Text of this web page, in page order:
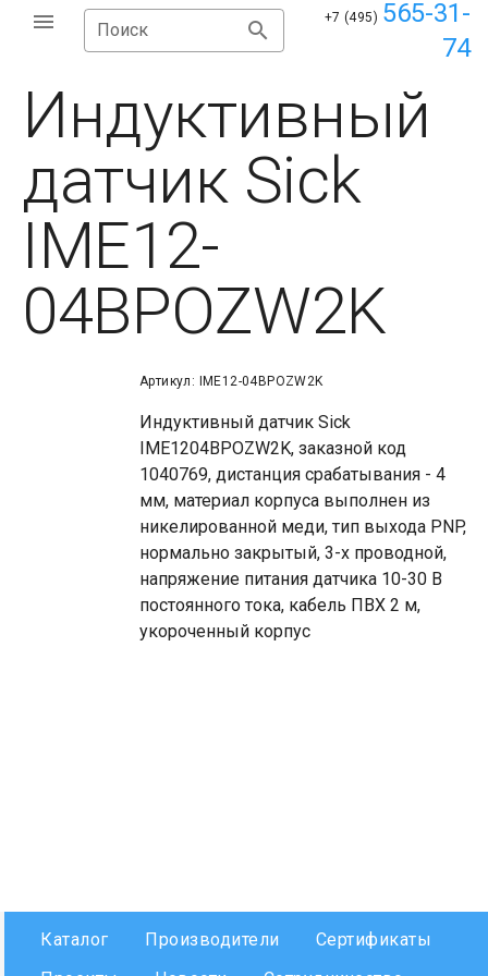
Поиск
+7 (495) 565-31-
74
Индуктивный
датчик Sick
IME12-
04BPOZW2K
Артикул: IME12-04BPOZW2K
Индуктивный датчик Sick
IME1204BPOZW2K, заказной код
1040769, дистанция срабатывания - 4
мм, материал корпуса выполнен из
никелированной меди, тип выхода PNP,
нормально закрытый, 3-х проводной,
напряжение питания датчика 10-30 В
постоянного тока, кабель ПВХ 2 м,
укороченный корпус
Каталог Производители
Сертификаты